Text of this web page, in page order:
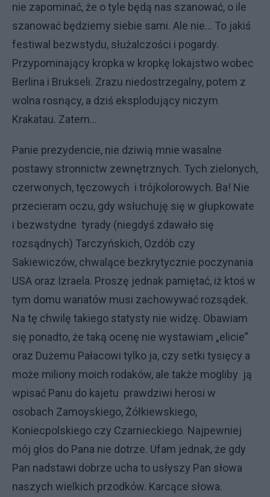
nie zapominać, że o tyle będą nas szanować, o ile
szanować będziemy siebie sami. Ale nie… To jakiś
festiwal bezwstydu, służalczości i pogardy.
Przypominający kropka w kropkę lokajstwo wobec
Berlina i Brukseli. Zrazu niedostrzegalny, potem z
wolna rosnący, a dziś eksplodujący niczym
Krakatau. Zatem…
Panie prezydencie, nie dziwią mnie wasalne
postawy stronnictw zewnętrznych. Tych zielonych,
czerwonych, tęczowych i trójkolorowych. Ba! Nie
przecieram oczu, gdy wsłuchuję się w głupkowate
i bezwstydne tyrady (niegdyś zdawało się
rozsądnych) Tarczyńskich, Ozdób czy
Sakiewiczów, chwalące bezkrytycznie poczynania
USA oraz Izraela. Proszę jednak pamiętać, iż ktoś w
tym domu wariatów musi zachowywać rozsądek.
Na tę chwilę takiego statysty nie widzę. Obawiam
się ponadto, że taką ocenę nie wystawiam „elicie”
oraz Dużemu Pałacowi tylko ja, czy setki tysięcy a
może miliony moich rodaków, ale także mogliby ją
wpisać Panu do kajetu prawdziwi herosi w
osobach Zamoyskiego, Żółkiewskiego,
Koniecpolskiego czy Czarnieckiego. Najpewniej
mój głos do Pana nie dotrze. Ufam jednak, że gdy
Pan nadstawi dobrze ucha to usłyszy Pan słowa
naszych wielkich przodków. Karcące słowa.